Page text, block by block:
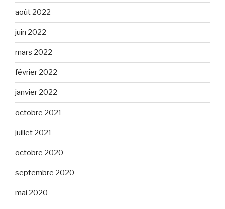
août 2022
juin 2022
mars 2022
février 2022
janvier 2022
octobre 2021
juillet 2021
octobre 2020
septembre 2020
mai 2020